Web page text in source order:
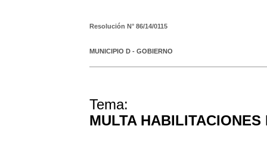
Resolución N° 86/14/0115
MUNICIPIO D - GOBIERNO
Tema:
MULTA